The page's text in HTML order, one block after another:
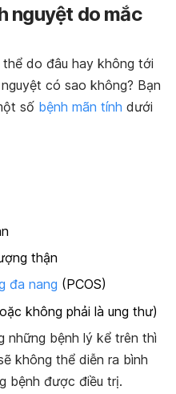
nguyệt do mắc
do đâu hay không tới
có sao không? Bạn
số bệnh mãn tính dưới
thận
đa nang (PCOS)
không phải là ung thư)
những bệnh lý kể trên thì
không thể diễn ra bình
bệnh được điều trị.